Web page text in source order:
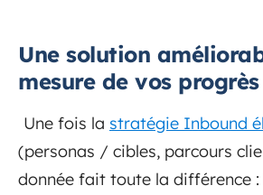
Une solution
mesure de vos progrès
Une fois la stratégie Inbound
(personas / cibles, parcours
donnée fait toute la différence